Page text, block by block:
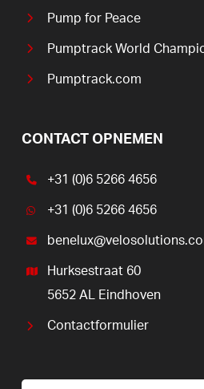
Pump for Peace
Pumptrack World
Pumptrack.com
CONTACT OPNEMEN
+31 (0)6 5266 4656
+31 (0)6 5266 4656
Hurksestraat 60
5652 AL Eindhoven
Contactformulier